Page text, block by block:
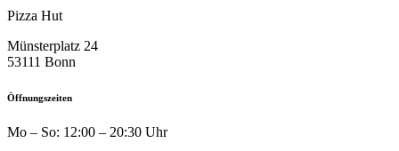
Pizza Hut
Münsterplatz 24
53111 Bonn
Öffnungszeiten
Mo – So: 12:00 – 20:30 Uhr